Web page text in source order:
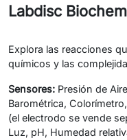
Labdisc Biochem
Explora las reacciones
químicos y las
Sensores: Presión de
Barométrica,
(el electrodo se vende
Luz, pH, Humedad